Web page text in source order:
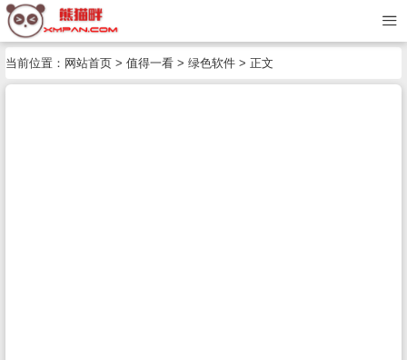
当前位置： 网站首页 > 值得一看 > 绿色软件 > 正文